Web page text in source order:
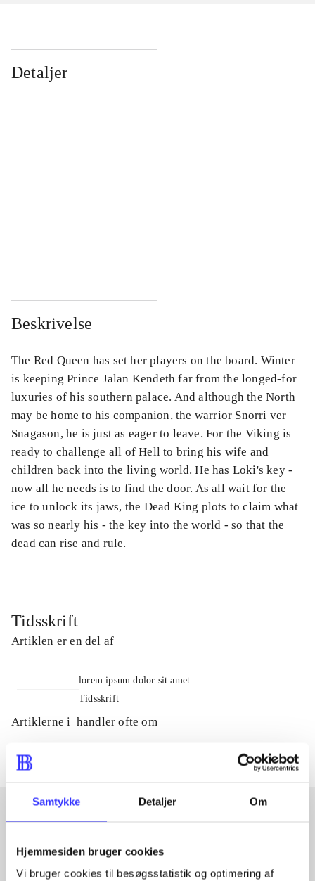
Samtykke Detaljer Om
Hjemmesiden bruger cookies
Vi bruger cookies til besøgsstatistik og optimering af
Detaljer
Beskrivelse
The Red Queen has set her players on the board. Winter
is keeping Prince Jalan Kendeth far from the longed-for
luxuries of his southern palace. And although the North
may be home to his companion, the warrior Snorri ver
Snagason, he is just as eager to leave. For the Viking is
ready to challenge all of Hell to bring his wife and
children back into the living world. He has Loki's key -
now all he needs is to find the door. As all wait for the
ice to unlock its jaws, the Dead King plots to claim what
was so nearly his - the key into the world - so that the
dead can rise and rule.
Tidsskrift
Artiklen er en del af
lorem ipsum dolor sit amet ...
Tidsskrift
Artiklerne i handler ofte om
Artikler med samme emner